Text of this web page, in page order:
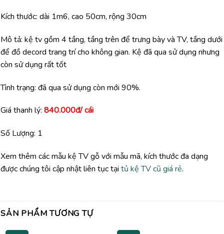
Kích thước: dài 1m6, cao 50cm, rộng 30cm
Mô tả: kệ tv gồm 4 tầng, tầng trên để trưng bày và TV, tầng dưới
để đồ decord trang trí cho không gian. Kệ đã qua sử dụng nhưng
còn sử dụng rất tốt
Tình trạng: đã qua sử dụng còn mới 90%.
Giá thanh lý: 840.000đ/ cái
Số Lượng: 1
Xem thêm các mẫu kệ TV gỗ với mẫu mã, kích thước đa dạng
được chúng tôi cập nhật liên tục tại tủ kệ TV cũ giá rẻ.
SẢN PHẨM TƯƠNG TỰ